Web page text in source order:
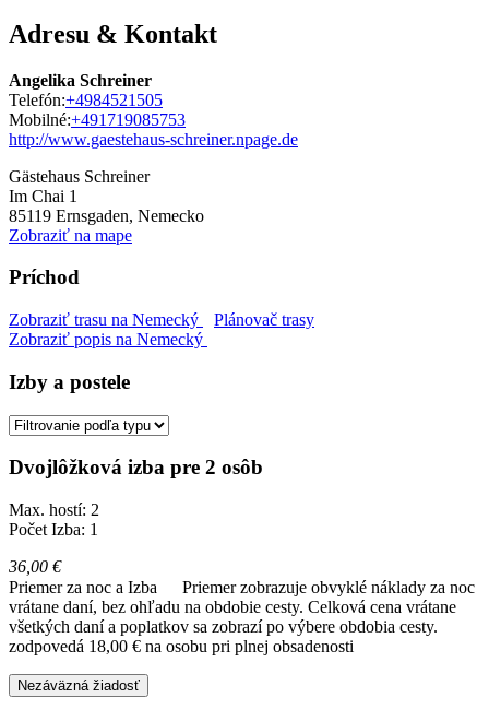
Adresu & Kontakt
Angelika Schreiner
Telefón:+4984521505
Mobilné:+491719085753
http://www.gaestehaus-schreiner.npage.de
Gästehaus Schreiner
Im Chai 1
85119 Ernsgaden, Nemecko
Zobraziť na mape
Príchod
Zobraziť trasu na Nemecký
Plánovač trasy
Zobraziť popis na Nemecký
Izby a postele
Dvojlôžková izba pre 2 osôb
Max. hostí: 2
Počet Izba: 1
36,00 €
Priemer za noc a Izba
Priemer zobrazuje obvyklé náklady za noc
vrátane daní, bez ohľadu na obdobie cesty. Celková cena vrátane
všetkých daní a poplatkov sa zobrazí po výbere obdobia cesty.
zodpovedá 18,00 € na osobu pri plnej obsadenosti
Nezáväzná žiadosť